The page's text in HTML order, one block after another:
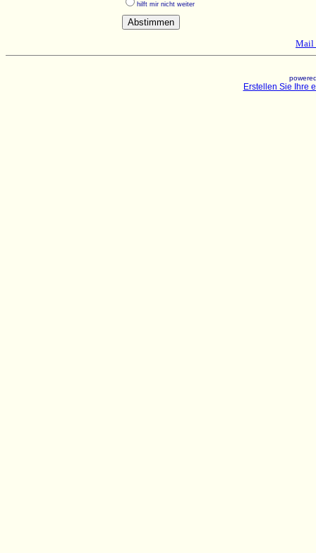
hilft mir nicht weiter
Mail
Erstellen Sie Ihre